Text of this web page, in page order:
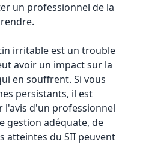
un professionnel de la
irritable est un trouble
avoir un impact sur la
en souffrent. Si vous
persistants, il est
l'avis d'un professionnel
gestion adéquate, de
atteintes du SII peuvent